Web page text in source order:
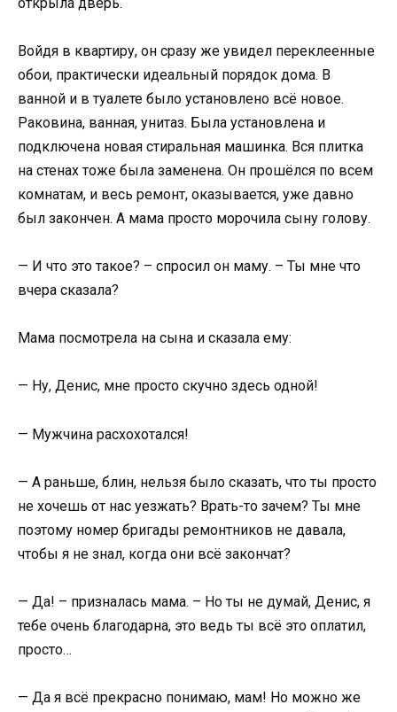
Войдя в квартиру, он сразу же увидел переклеенные
обои, практически идеальный порядок дома. В
ванной и в туалете было установлено всё новое.
Раковина, ванная, унитаз. Была установлена и
подключена новая стиральная машинка. Вся плитка
на стенах тоже была заменена. Он прошёлся по всем
комнатам, и весь ремонт, оказывается, уже давно
был закончен. А мама просто морочила сыну голову.
— И что это такое? – спросил он маму. – Ты мне что
вчера сказала?
Мама посмотрела на сына и сказала ему:
— Ну, Денис, мне просто скучно здесь одной!
— Мужчина расхохотался!
— А раньше, блин, нельзя было сказать, что ты просто
не хочешь от нас уезжать? Врать-то зачем? Ты мне
поэтому номер бригады ремонтников не давала,
чтобы я не знал, когда они всё закончат?
— Да! – призналась мама. – Но ты не думай, Денис, я
тебе очень благодарна, это ведь ты всё это оплатил,
просто…
— Да я всё прекрасно понимаю, мам! Но можно же